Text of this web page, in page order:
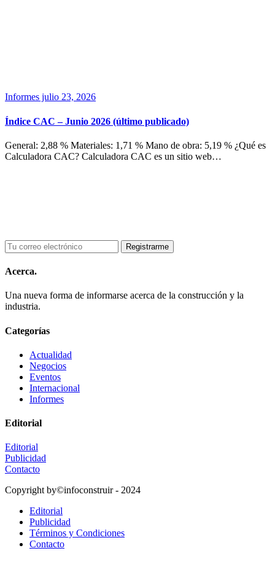
Informes julio 23, 2026
Índice CAC – Junio 2026 (último publicado)
General: 2,88 % Materiales: 1,71 % Mano de obra: 5,19 % ¿Qué es
Calculadora CAC? Calculadora CAC es un sitio web…
Acerca.
Una nueva forma de informarse acerca de la construcción y la
industria.
Categorías
Actualidad
Negocios
Eventos
Internacional
Informes
Editorial
Editorial
Publicidad
Contacto
Copyright by©infoconstruir - 2024
Editorial
Publicidad
Términos y Condiciones
Contacto